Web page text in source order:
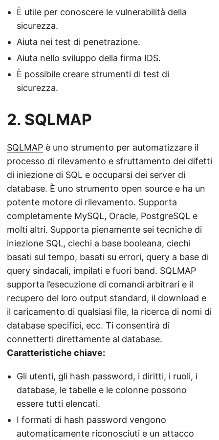
È utile per conoscere le vulnerabilità della
sicurezza.
Aiuta nei test di penetrazione.
Aiuta nello sviluppo della firma IDS.
È possibile creare strumenti di test di
sicurezza.
2. SQLMAP
SQLMAP è uno strumento per automatizzare il
processo di rilevamento e sfruttamento dei difetti
di iniezione di SQL e occuparsi dei server di
database. È uno strumento open source e ha un
potente motore di rilevamento. Supporta
completamente MySQL, Oracle, PostgreSQL e
molti altri. Supporta pienamente sei tecniche di
iniezione SQL, ciechi a base booleana, ciechi
basati sul tempo, basati su errori, query a base di
query sindacali, impilati e fuori band. SQLMAP
supporta l’esecuzione di comandi arbitrari e il
recupero del loro output standard, il download e
il caricamento di qualsiasi file, la ricerca di nomi di
database specifici, ecc. Ti consentirà di
connetterti direttamente al database.
Caratteristiche chiave:
Gli utenti, gli hash password, i diritti, i ruoli, i
database, le tabelle e le colonne possono
essere tutti elencati.
I formati di hash password vengono
automaticamente riconosciuti e un attacco